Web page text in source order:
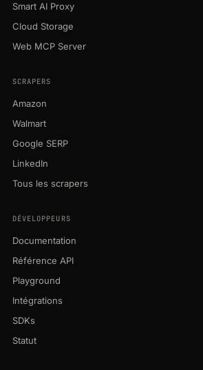
Smart AI Proxy
Cloud Storage
Web MCP Server
SCRAPERS
Amazon
Walmart
Google SERP
LinkedIn
Tous les scrapers
DÉVELOPPEURS
Documentation
Référence API
Playground
Intégrations
SDKs
Statut